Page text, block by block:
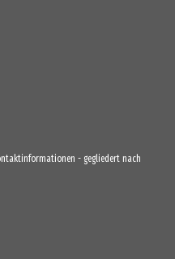
- gegliedert nach